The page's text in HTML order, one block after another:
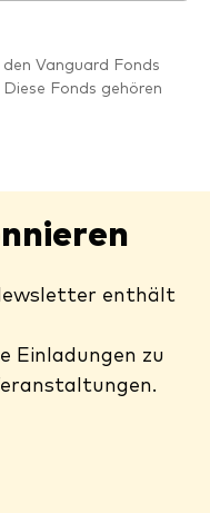
Vanguard Fonds
Fonds gehören
enthält
Einladungen zu